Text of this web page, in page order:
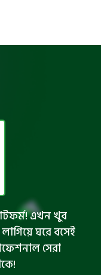
এখন খুব
ঘরে বসেই
সেরা